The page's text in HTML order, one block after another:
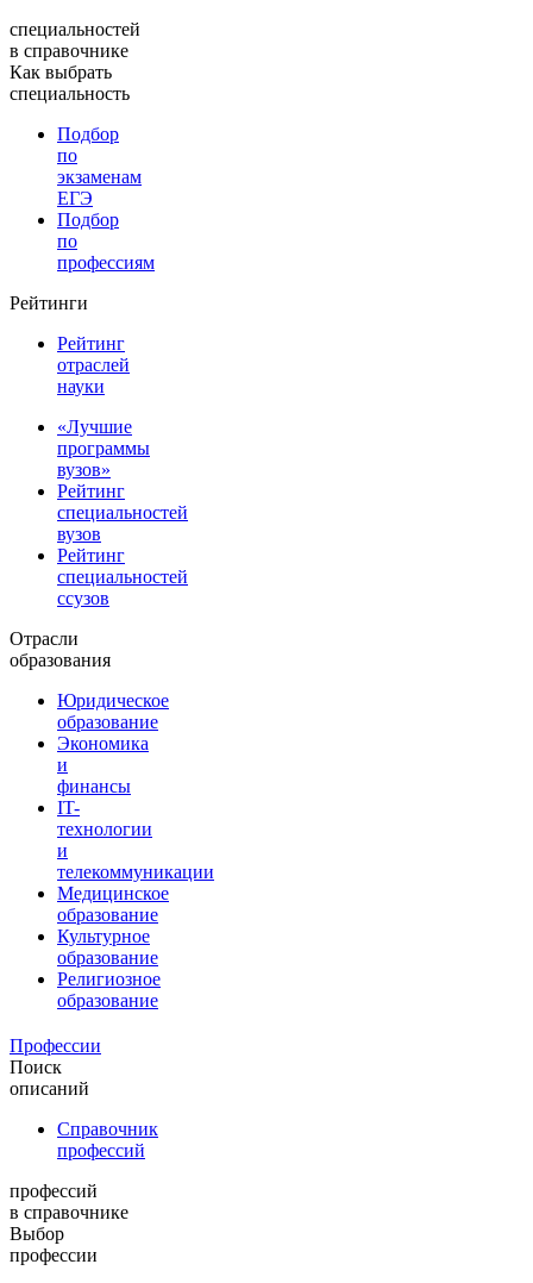
специальностей
в справочнике
Как выбрать
специальность
Подбор
по
экзаменам
ЕГЭ
Подбор
по
профессиям
Рейтинги
Рейтинг
отраслей
науки
«Лучшие
программы
вузов»
Рейтинг
специальностей
вузов
Рейтинг
специальностей
ссузов
Отрасли
образования
Юридическое
образование
Экономика
и
финансы
IT-
технологии
и
телекоммуникации
Медицинское
образование
Культурное
образование
Религиозное
образование
Профессии
Поиск
описаний
Справочник
профессий
профессий
в справочнике
Выбор
профессии